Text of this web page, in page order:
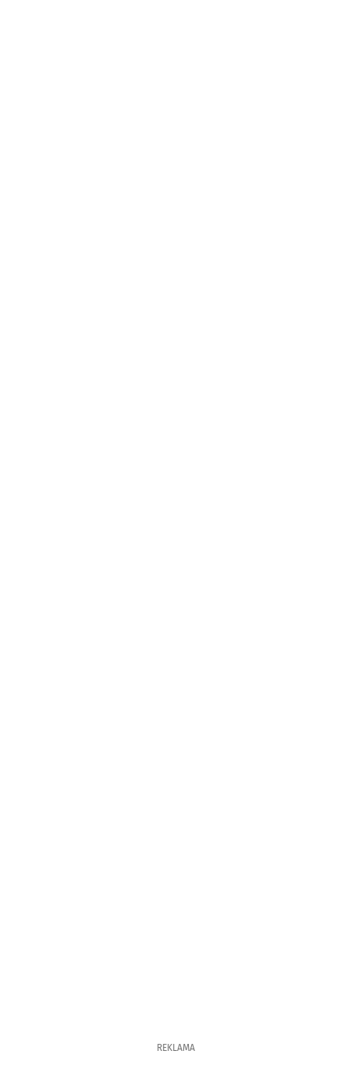
REKLAMA